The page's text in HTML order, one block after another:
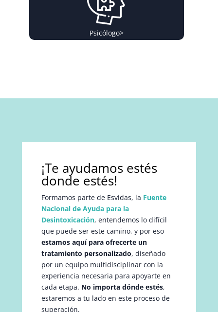
Psicólogo>
¡Te ayudamos estés
donde estés!
Formamos parte de Esvidas, la Fuente
Nacional de Ayuda para la
Desintoxicación, entendemos lo difícil
que puede ser este camino, y por eso
estamos aquí para ofrecerte un
tratamiento personalizado, diseñado
por un equipo multidisciplinar con la
experiencia necesaria para apoyarte en
cada etapa. No importa dónde estés,
estaremos a tu lado en este proceso de
superación.